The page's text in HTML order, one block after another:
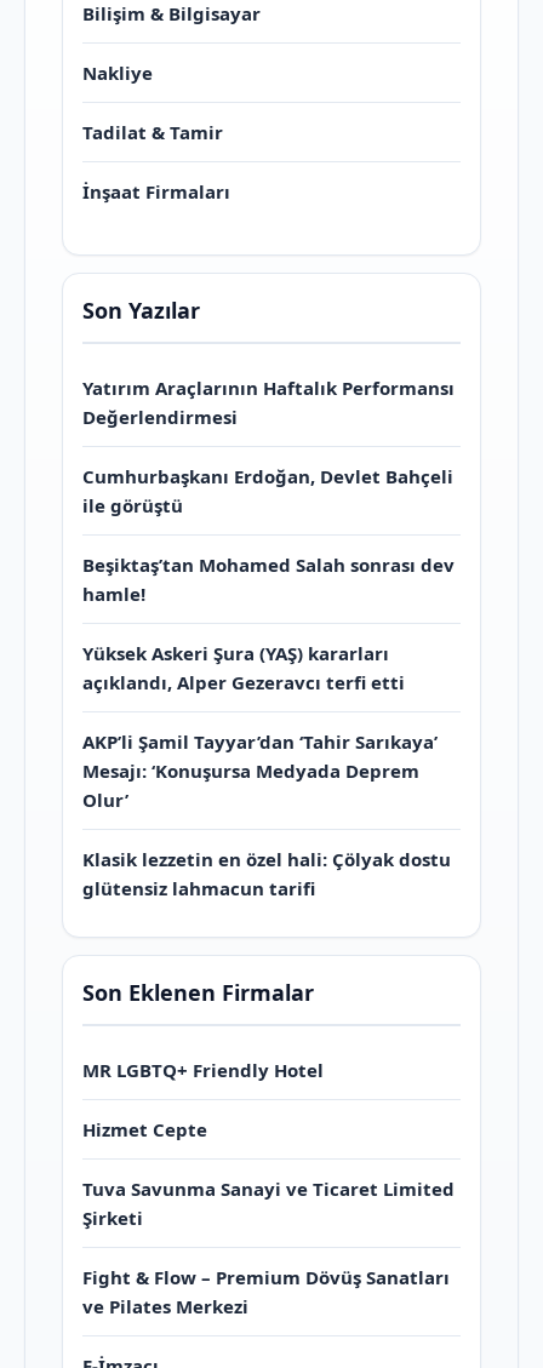
Bilişim & Bilgisayar
Nakliye
Tadilat & Tamir
İnşaat Firmaları
Son Yazılar
Yatırım Araçlarının Haftalık Performansı
Değerlendirmesi
Cumhurbaşkanı Erdoğan, Devlet Bahçeli
ile görüştü
Beşiktaş’tan Mohamed Salah sonrası dev
hamle!
Yüksek Askeri Şura (YAŞ) kararları
açıklandı, Alper Gezeravcı terfi etti
AKP’li Şamil Tayyar’dan ‘Tahir Sarıkaya’
Mesajı: ‘Konuşursa Medyada Deprem
Olur’
Klasik lezzetin en özel hali: Çölyak dostu
glütensiz lahmacun tarifi
Son Eklenen Firmalar
MR LGBTQ+ Friendly Hotel
Hizmet Cepte
Tuva Savunma Sanayi ve Ticaret Limited
Şirketi
Fight & Flow – Premium Dövüş Sanatları
ve Pilates Merkezi